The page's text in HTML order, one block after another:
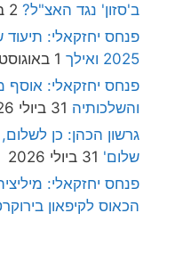
ב'סזון' נגד האצ"ל? 2 באוגוסט 2026
פנחס יחזקאלי: תיעוד
2025 ואילך
1 באוגוסט 2026
פנחס יחזקאלי:
והשלכותיה 31 ביולי 2026
גרשון הכהן: כן
שלום' 31 ביולי 2026
פנחס יחזקאלי:
הכאוס לקיפאון